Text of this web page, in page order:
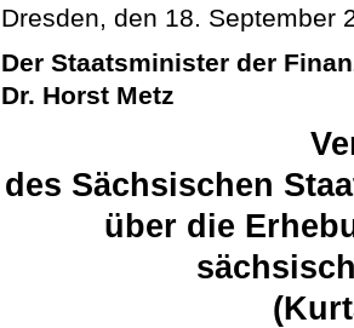
Dresden, den 18. September
Der Staatsminister der
Dr. Horst Metz
des Sächsischen
über die